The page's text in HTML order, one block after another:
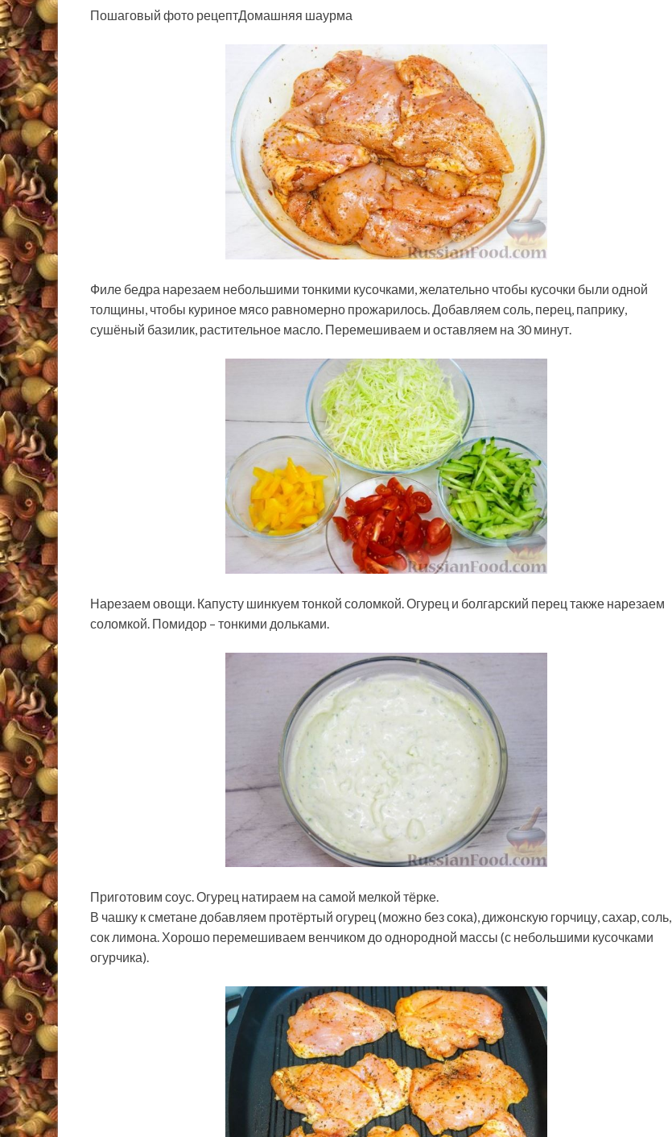
Пошаговый фото рецептДомашняя шаурма
Филе бедра нарезаем небольшими тонкими кусочками, желательно чтобы кусочки были одной
толщины, чтобы куриное мясо равномерно прожарилось. Добавляем соль, перец, паприку,
сушёный базилик, растительное масло. Перемешиваем и оставляем на 30 минут.
Нарезаем овощи. Капусту шинкуем тонкой соломкой. Огурец и болгарский перец также нарезаем
соломкой. Помидор – тонкими дольками.
Приготовим соус. Огурец натираем на самой мелкой тёрке.
В чашку к сметане добавляем протёртый огурец (можно без сока), дижонскую горчицу, сахар, соль,
сок лимона. Хорошо перемешиваем венчиком до однородной массы (с небольшими кусочками
огурчика).